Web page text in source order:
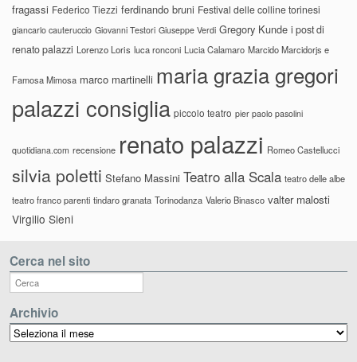
fragassi Federico Tiezzi ferdinando bruni Festival delle colline torinesi
giancarlo cauteruccio Giovanni Testori Giuseppe Verdi Gregory Kunde i post di
renato palazzi Lorenzo Loris luca ronconi Lucia Calamaro Marcido Marcidorjs e
Famosa Mimosa marco martinelli maria grazia gregori
palazzi consiglia piccolo teatro pier paolo pasolini
quotidiana.com recensione renato palazzi Romeo Castellucci
silvia poletti Stefano Massini Teatro alla Scala teatro delle albe
teatro franco parenti tindaro granata Torinodanza Valerio Binasco valter malosti
Virgilio Sieni
Cerca nel sito
Archivio
Archivio